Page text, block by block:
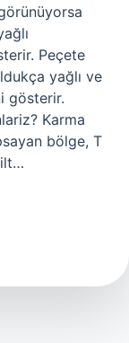
Peçete
yağlı ve
gösterir.
Karma
bölge, T